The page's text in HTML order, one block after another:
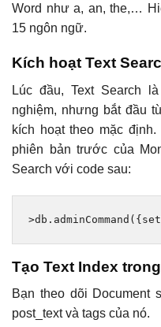
Word như a, an, the,…
15 ngôn ngữ.
Kích hoạt Text
Lúc đầu, Text Search
nghiệm, nhưng bắt đầu
kích hoạt theo mặc
phiên bản trước của
Search với code sau:
>db . adminCommand ({
Tạo Text Index
Bạn theo dõi Document
post_text và tags của nó.